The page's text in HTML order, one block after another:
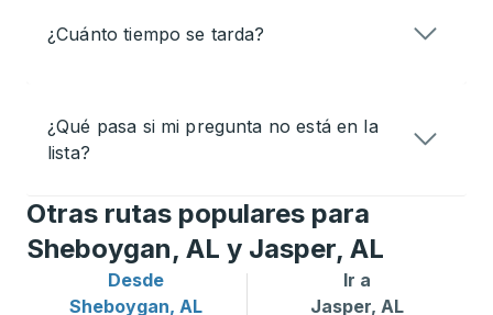
¿Cuánto tiempo se tarda?
¿Qué pasa si mi pregunta no está en la
lista?
Otras rutas populares para
Sheboygan, AL y Jasper, AL
Desde
Sheboygan, AL
Rutas de autobuses desde Sheboygan, AL
Ir a
Jasper, AL
Rutas de autobuses a